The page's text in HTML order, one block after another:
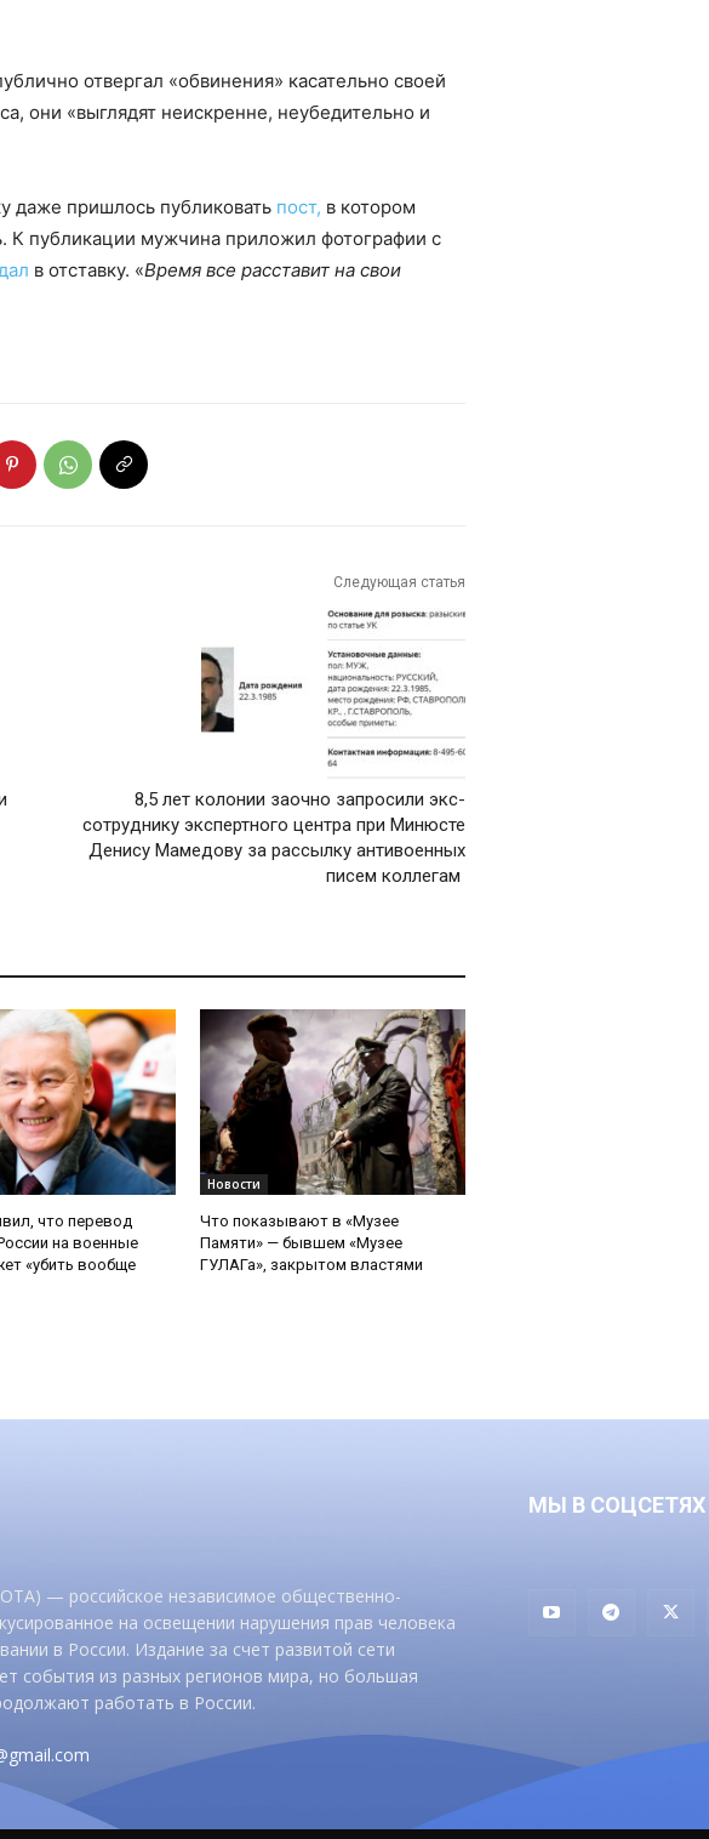
отвергал «обвинения» касательно своей
они «выглядят неискренне, неубедительно и
даже пришлось публиковать пост, в котором
К публикации мужчина приложил фотографии с
в отставку. «Время все расставит на свои
Следующая статья
8,5 лет колонии заочно запросили экс-
сотруднику экспертного центра при Минюсте
Денису Мамедову за рассылку антивоенных
писем коллегам
что перевод
на военные
«убить вообще
Новости
Что показывают в «Музее
Памяти» — бывшем «Музее
ГУЛАГа», закрытом властями
— российское независимое общественно-
на освещении нарушения прав человека
в России. Издание за счет развитой сети
события из разных регионов мира, но большая
работать в России.
МЫ В СОЦСЕТЯХ